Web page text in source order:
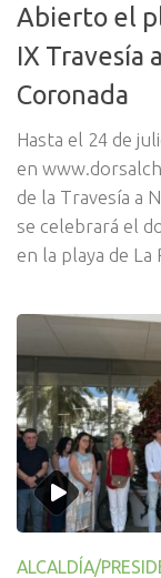
Abierto el
IX Travesía
Coronada
Hasta el 24 de
en
de la Travesía a
se celebrará el
en la playa de La
ALCALDÍA/